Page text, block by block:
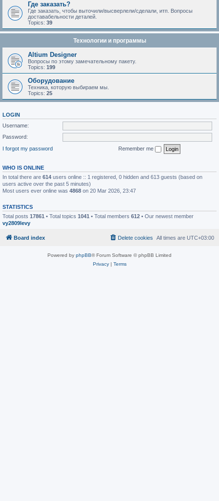
Где заказать?
Где заказать, чтобы выточили/высверлели/сделали, итп. Вопросы
доставабельности деталей.
Topics: 39
Технологии и программы
Altium Designer
Вопросы по этому замечательному пакету.
Topics: 199
Оборудование
Техника, которую выбираем мы.
Topics: 25
LOGIN
Username:
Password:
I forgot my password
Remember me
WHO IS ONLINE
In total there are 614 users online :: 1 registered, 0 hidden and 613 guests (based on
users active over the past 5 minutes)
Most users ever online was 4868 on 20 Mar 2026, 23:47
STATISTICS
Total posts 17861 • Total topics 1041 • Total members 612 • Our newest member
vy2809levy
Board index All times are UTC+03:00
Delete cookies
Powered by phpBB® Forum Software © phpBB Limited
Privacy| Terms